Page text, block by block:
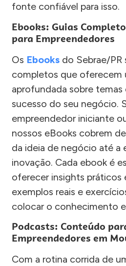
fonte confiável para isso.
Ebooks: Guias
para Empreendedores
Os Ebooks do Sebrae/PR
completos que oferecem
aprofundada sobre temas
sucesso do seu negócio.
empreendedor iniciante
nossos eBooks cobrem
da ideia de negócio até a
inovação. Cada ebook é
oferecer insights práticos
exemplos reais e
colocar o conhecimento
Podcasts: Conteúdo
Empreendedores em
Com a rotina corrida de